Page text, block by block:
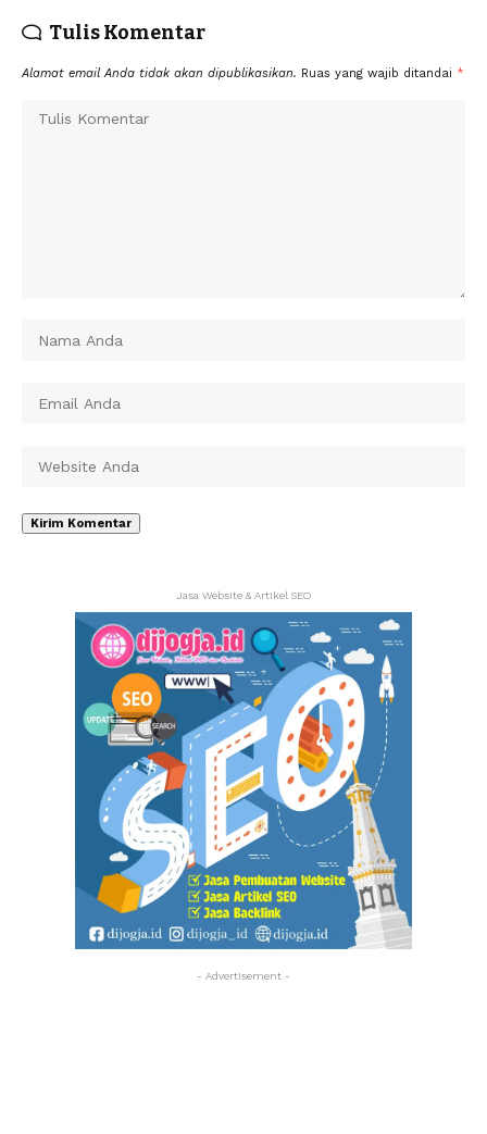
Tulis Komentar
Alamat email Anda tidak akan dipublikasikan. Ruas yang wajib ditandai *
Jasa Website & Artikel SEO
- Advertisement -